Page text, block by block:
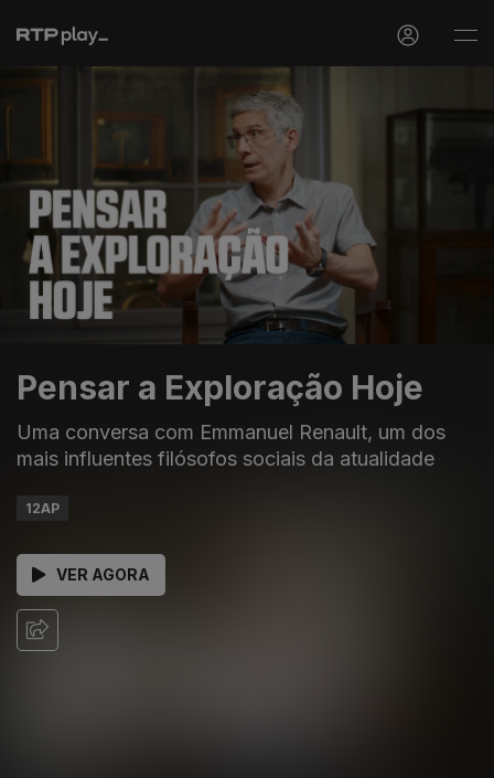
Pensar a Exploração Hoje
Uma conversa com Emmanuel Renault, um dos
mais influentes filósofos sociais da atualidade
12AP
VER AGORA